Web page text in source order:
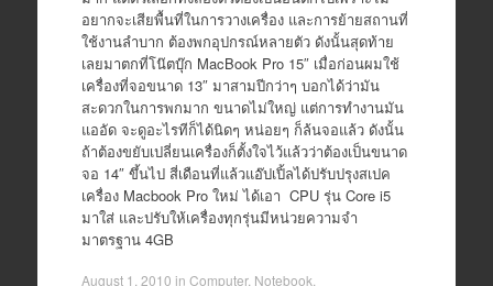
อยากจะเสียพื้นที่ในการวางเครื่อง และการย้ายสถานที่
ใช้งานลำบาก ต้องพกอุปกรณ์หลายตัว ดังนั้นสุดท้าย
เลยมาตกที่โน๊ตบุ๊ก MacBook Pro 15″ เมื่อก่อนผมใช้
เครื่องที่จอขนาด 13″ มาสามปีกว่าๆ บอกได้ว่ามัน
สะดวกในการพกมาก ขนาดไม่ใหญ่ แต่การทำงานมัน
แออัด จะดูอะไรทีก็ได้นิดๆ หน่อยๆ ก็ล้นจอแล้ว ดังนั้น
ถ้าต้องขยับเปลี่ยนเครื่องก็ตั้งใจไว้แล้วว่าต้องเป็นขนาด
จอ 14″ ขึ้นไป สี่เดือนที่แล้วแอ๊ปเปิ้ลได้ปรับปรุงสเปค
เครื่อง Macbook Pro ใหม่ ได้เอา CPU รุ่น Core i5
มาใส่ และปรับให้เครื่องทุกรุ่นมีหน่วยความจำ
มาตรฐาน 4GB
August 1, 2010 in Computer, Notebook